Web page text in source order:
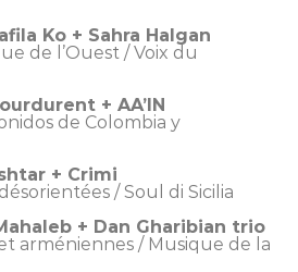
Ko + Sahra Halgan
de l’Ouest / Voix du
+ AA’IN
de Colombia y
+ Crimi
/ Soul di Sicilia
+ Dan Gharibian trio
arméniennes / Musique de la